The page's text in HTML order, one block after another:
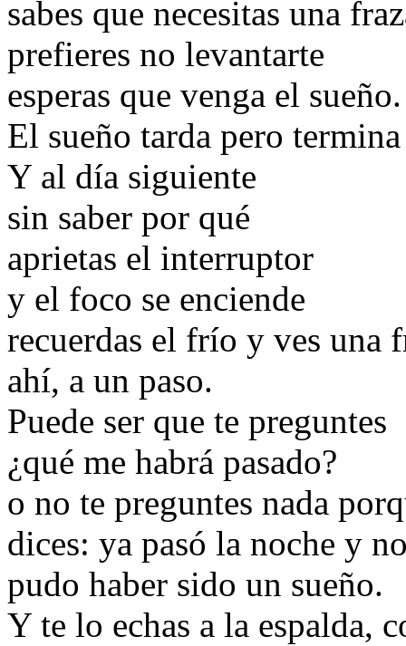
sabes que necesitas una
prefieres no levantarte
esperas que venga el
El sueño tarda pero
Y al día siguiente
sin saber por qué
aprietas el interruptor
y el foco se enciende
recuerdas el frío y ves una
ahí, a un paso.
Puede ser que te preguntes
¿qué me habrá pasado?
o no te preguntes nada
dices: ya pasó la noche y
pudo haber sido un sueño.
Y te lo echas a la espalda,